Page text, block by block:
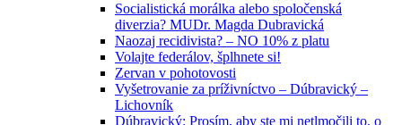
Socialistická morálka alebo spoločenská
diverzia? MUDr. Magda Dubravická
Naozaj recidivista? – NO 10% z platu
Volajte federálov, šplhnete si!
Zervan v pohotovosti
Vyšetrovanie za príživníctvo – Dúbravický –
Lichovník
Dúbravický: Prosím, aby ste mi netlmočili to, o